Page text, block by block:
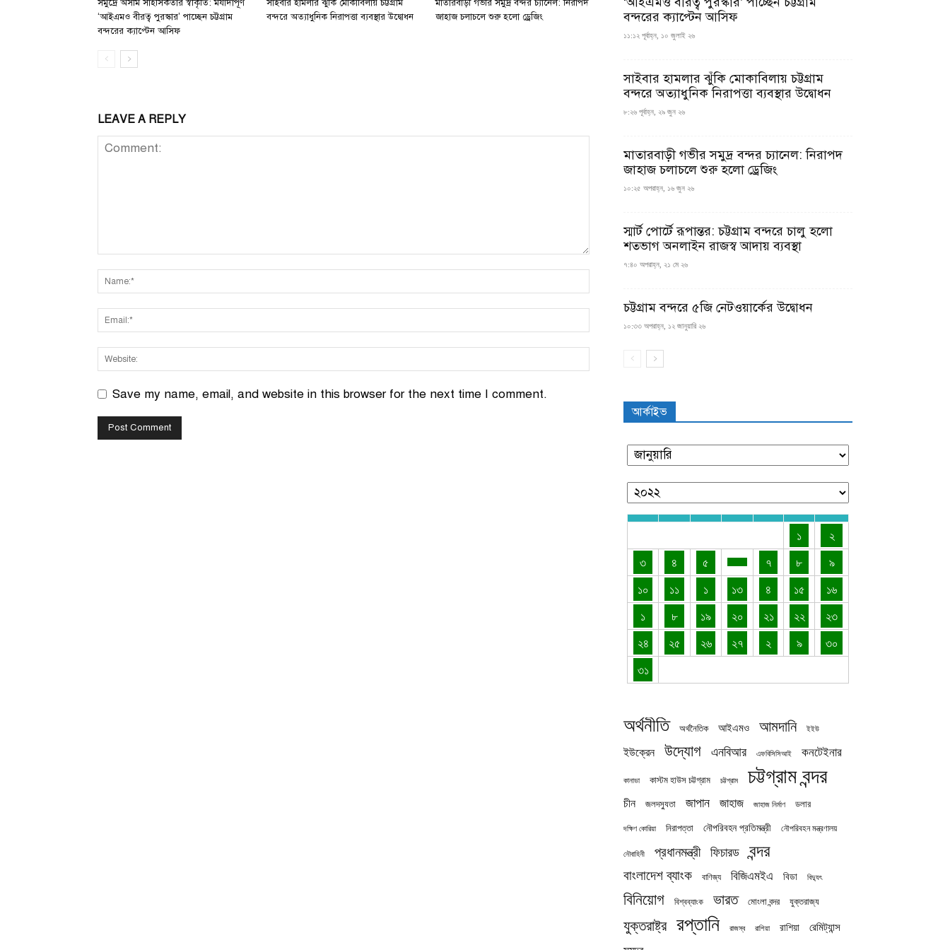
সমুদ্রে অসীম সাহসিকতার স্বীকৃতি: মর্যাদাপূর্ণ
‘আইএমও বীরত্ব পুরস্কার’ পাচ্ছেন চট্টগ্রাম
বন্দরের ক্যাপ্টেন আসিফ
সাইবার হামলার ঝুঁকি মোকাবিলায় চট্টগ্রাম
বন্দরে অত্যাধুনিক নিরাপত্তা ব্যবস্থার উদ্বোধন
মাতারবাড়ী গভীর সমুদ্র বন্দর চ্যানেল: নিরাপদ
জাহাজ চলাচলে শুরু হলো ড্রেজিং
LEAVE A REPLY
Save my name, email, and website in this browser for the next time I comment.
বন্দরের ক্যাপ্টেন আসিফ
১১:১২ পূর্বাহ্ন, ১০ জুলাই ২৬
সাইবার হামলার ঝুঁকি মোকাবিলায় চট্টগ্রাম
বন্দরে অত্যাধুনিক নিরাপত্তা ব্যবস্থার উদ্বোধন
৮:২৬ পূর্বাহ্ন, ২৯ জুন ২৬
মাতারবাড়ী গভীর সমুদ্র বন্দর চ্যানেল: নিরাপদ
জাহাজ চলাচলে শুরু হলো ড্রেজিং
১০:২৫ অপরাহ্ন, ১৬ জুন ২৬
স্মার্ট পোর্টে রূপান্তর: চট্টগ্রাম বন্দরে চালু হলো
শতভাগ অনলাইন রাজস্ব আদায় ব্যবস্থা
৭:৪০ অপরাহ্ন, ২১ মে ২৬
চট্টগ্রাম বন্দরে ৫জি নেটওয়ার্কের উদ্বোধন
১০:৩৩ অপরাহ্ন, ১২ জানুয়ারি ২৬
আর্কাইভ
১
২
৩
৪ ৫ ৭ ৮
৯
১০
১১ ১ ১৩ ৪ ১৫
১৬
১
৮ ১৯ ২০ ২১ ২২
২৩
২৪
২৫ ২৬ ২৭ ২ ৯
৩০
৩১
অর্থনীতি অর্থনৈতিক আইএমও আমদানি ইইউ
ইউক্রেন উদ্যোগ এনবিআর এফবিসিসিআই কনটেইনার
কানাডা কাস্টম হাউস চট্টগ্রাম চট্টগ্রাম চট্টগ্রাম বন্দর
চীন জলদস্যুতা জাপান জাহাজ জাহাজ নির্মাণ ডলার
দক্ষিণ কোরিয়া নিরাপত্তা নৌপরিবহন প্রতিমন্ত্রী নৌপরিবহন মন্ত্রণালয়
নৌবাহিনী প্রধানমন্ত্রী ফিচারড বন্দর
বাংলাদেশ ব্যাংক বাণিজ্য বিজিএমইএ বিডা বিদ্যুৎ
বিনিয়োগ বিশ্বব্যাংক ভারত মোংলা বন্দর যুক্তরাজ্য
যুক্তরাষ্ট্র রপ্তানি রাজস্ব রাশিয়া রাশিয়া রেমিট্যান্স